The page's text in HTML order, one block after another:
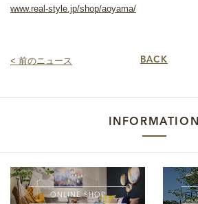
www.real-style.jp/shop/aoyama/
< 前のニュース BACK
INFORMATION
ONLINE SHOP